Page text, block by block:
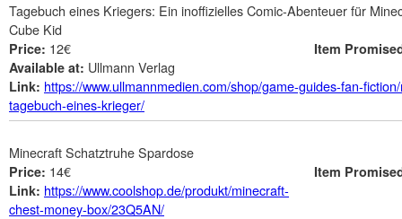
Tagebuch eines Kriegers: Ein inoffizielles Comic-Abenteuer für
Cube Kid
Item
Price: 12€
Available at: Ullmann Verlag
Link: https://www.ullmannmedien.com/shop/game-guides-fan-
tagebuch-eines-krieger/
Minecraft Schatztruhe Spardose
Item
Price: 14€
Link: https://www.coolshop.de/produkt/minecraft-
chest-money-box/23Q5AN/